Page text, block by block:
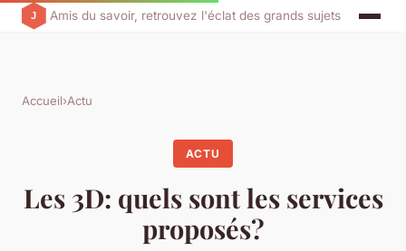
Amis du savoir, retrouvez l'éclat des grands sujets
Accueil›Actu
ACTU
Les 3D: quels sont les services
proposés?